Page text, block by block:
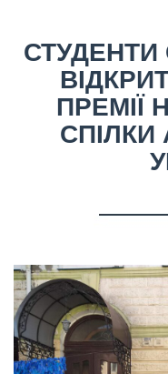
СТУДЕНТИ
ПРЕМІЇ
СПІЛКИ